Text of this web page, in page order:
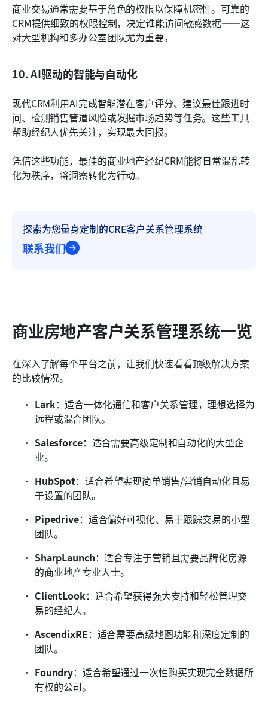
商业交易通常需要基于角色的权限以保障机密性。可靠的
CRM提供细致的权限控制，决定谁能访问敏感数据——这
对大型机构和多办公室团队尤为重要。
10. AI驱动的智能与自动化
现代CRM利用AI完成智能潜在客户评分、建议最佳跟进时
间、检测销售管道风险或发掘市场趋势等任务。这些工具
帮助经纪人优先关注，实现最大回报。
凭借这些功能，最佳的商业地产经纪CRM能将日常混乱转
化为秩序，将洞察转化为行动。
探索为您量身定制的CRE客户关系管理系统
联系我们
商业房地产客户关系管理系统一览
在深入了解每个平台之前，让我们快速看看顶级解决方案
的比较情况。
Lark：适合一体化通信和客户关系管理，理想选择为
远程或混合团队。
Salesforce：适合需要高级定制和自动化的大型企
业。
HubSpot：适合希望实现简单销售/营销自动化且易
于设置的团队。
Pipedrive：适合偏好可视化、易于跟踪交易的小型
团队。
SharpLaunch：适合专注于营销且需要品牌化房源
的商业地产专业人士。
ClientLook：适合希望获得强大支持和轻松管理交
易的经纪人。
AscendixRE：适合需要高级地图功能和深度定制的
团队。
Foundry：适合希望通过一次性购买实现完全数据所
有权的公司。